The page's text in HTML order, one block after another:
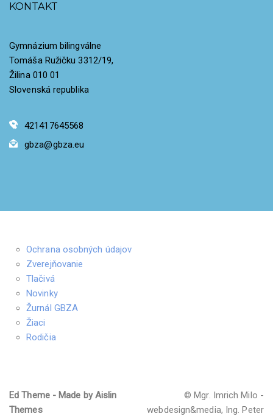
KONTAKT
Gymnázium bilingválne
Tomáša Ružičku 3312/19,
Žilina 010 01
Slovenská republika
421417645568
gbza@gbza.eu
Ochrana osobných údajov
Zverejňovanie
Tlačivá
Novinky
Žurnál GBZA
Žiaci
Rodičia
Ed Theme - Made by Aislin
Themes
© Mgr. Imrich Milo -
webdesign&media, Ing. Peter